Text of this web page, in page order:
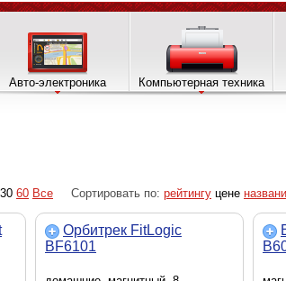
Авто-электроника Компьютерная техника
30 60 Все Сортировать по: рейтингу цене
Орбитрек FitLogic
BF6101